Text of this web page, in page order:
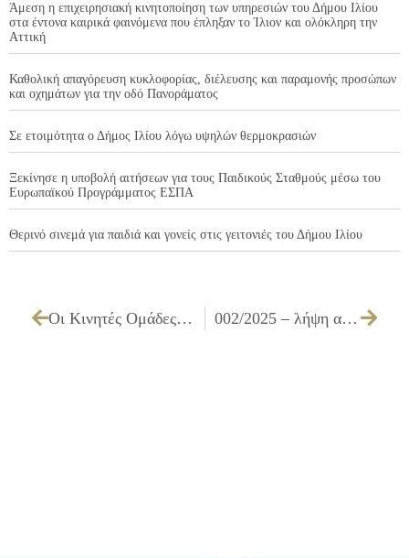
Άμεση η επιχειρησιακή κινητοποίηση των υπηρεσιών του Δήμου Ιλίου
στα έντονα καιρικά φαινόμενα που έπληξαν το Ίλιον και ολόκληρη την
Αττική
Καθολική απαγόρευση κυκλοφορίας, διέλευσης και παραμονής προσώπων
και οχημάτων για την οδό Πανοράματος
Σε ετοιμότητα ο Δήμος Ιλίου λόγω υψηλών θερμοκρασιών
Ξεκίνησε η υποβολή αιτήσεων για τους Παιδικούς Σταθμούς μέσω του
Ευρωπαϊκού Προγράμματος ΕΣΠΑ
Θερινό σινεμά για παιδιά και γονείς στις γειτονιές του Δήμου Ιλίου
Οι Κινητές Ομάδες Υγείας (ΚΟΜΥ) στο Ίλιον 002/2025 – λήψη απόφασης για έγκριση της 1ης αναμόρφωσης προϋπολογισμού & τροποποίηση τεχνικού προγράμματος του Δήμου Ιλίου, οικονομικού έτους 2025